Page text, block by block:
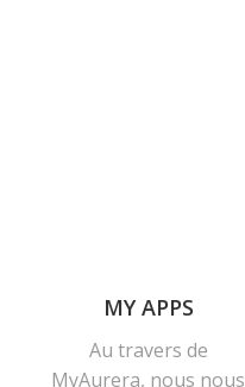
MY APPS
Au travers de
MyAurera, nous nous